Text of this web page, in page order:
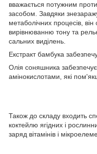
вважається потужним
засобом. Завдяки
метаболічних процесів,
вирівнюванню тону та
сальних виділень.
Екстракт бамбука
Олія соняшника
амінокислотами, які
Також до складу входить
коктейлю ягідних і
заряд вітамінів і